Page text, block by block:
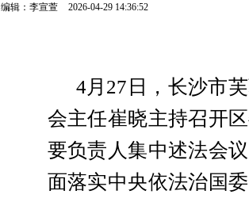
编辑：李宣萱 2026-04-29 14:36:52
4月27日，长沙市
会主任崔晓主持召开
要负责人集中述法会
面落实中央依法治国